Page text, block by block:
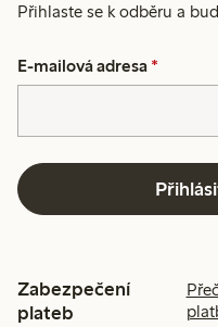
Přihlaste se k odběru a
E-mailová adresa *
Zabezpečení
plateb